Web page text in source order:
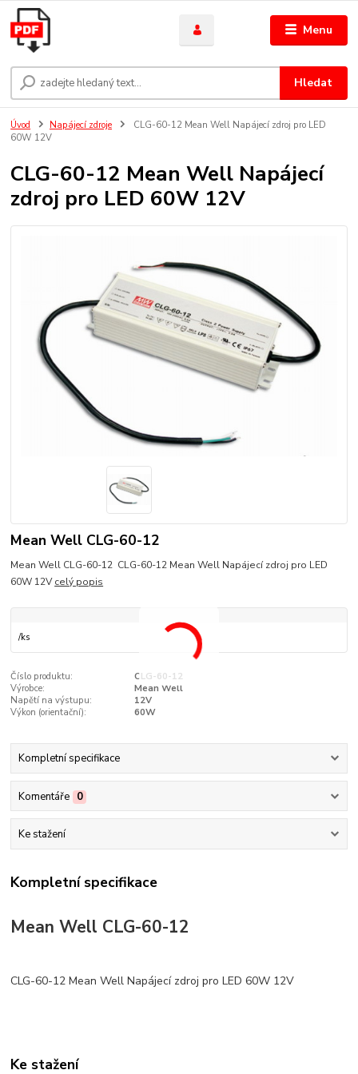
Menu
Hledat
Úvod Napájecí zdroje
CLG-60-12 Mean Well Napájecí zdroj pro LED
60W 12V
CLG-60-12 Mean Well Napájecí
zdroj pro LED 60W 12V
Mean Well CLG-60-12
Mean Well CLG-60-12 CLG-60-12 Mean Well Napájecí zdroj pro LED
60W 12Vcelý popis
/ks
Číslo produktu:
CLG-60-12
Výrobce:
Mean Well
Napětí na výstupu:
12V
Výkon (orientační):
60W
Kompletní specifikace
Komentáře 0
Ke stažení
Kompletní specifikace
Mean Well CLG-60-12
CLG-60-12 Mean Well Napájecí zdroj pro LED 60W 12V
Ke stažení